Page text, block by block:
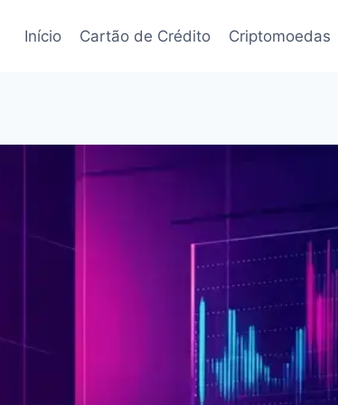
Início Cartão de Crédito Criptomoedas